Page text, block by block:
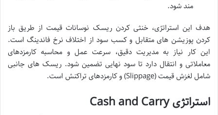
مند شود.
هدف این استراتژی، خنثی کردن ریسک نوسانات قیمت از طریق باز
کردن پوزیشن های متقابل و کسب سود از اختلاف نرخ فاندینگ است.
این کار نیاز به مدیریت دقیق، سرعت عمل و محاسبه کارمزدهای
معاملاتی و انتقال دارد تا سود نهایی تضمین شود. ریسک های جانبی
شامل لغزش قیمت (Slippage) و کارمزدهای تراکنش است.
استراتژی Cash and Carry